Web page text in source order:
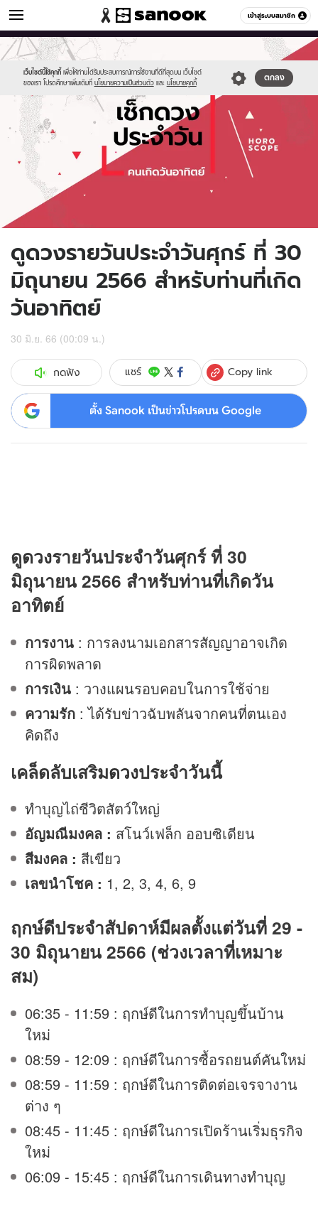
เข้าสู่ระบบสมาชิก
ดูดวง หมวดอื่นๆ
เว็บไซต์นี้ใช้คุกกี้ เพื่อให้ท่านได้รับประสบการณ์การใช้งานที่ดีที่สุดบน เว็บไซต์
ของเรา โปรดศึกษาเพิ่มเติมที่ นโยบายความเป็นส่วนตัว และ นโยบายคุกกี้
ตกลง
Sanook
//s.isanook.com/sr/0/images/logo-
new-
sanook.png
600
60
//s.isanook.com/ho/0/ud/fxd/day/daily-
horoscope-
sunday.jpg
ดูดวงรายวันประจำวันศุกร์ ที่ 30
มิถุนายน 2566 สำหรับท่านที่เกิด
วันอาทิตย์
30 มิ.ย. 66 (00:09 น.)
กดฟัง แชร์ Copy link
ตั้ง Sanook เป็นข่าวโปรดบน Google
ดูดวงรายวันประจำวันศุกร์ ที่ 30
มิถุนายน 2566 สำหรับท่านที่เกิดวัน
อาทิตย์
การงาน : การลงนามเอกสารสัญญาอาจเกิด
การผิดพลาด
การเงิน : วางแผนรอบคอบในการใช้จ่าย
ความรัก : ได้รับข่าวฉับพลันจากคนที่ตนเอง
คิดถึง
เคล็ดลับเสริมดวงประจำวันนี้
ทำบุญไถ่ชีวิตสัตว์ใหญ่
อัญมณีมงคล : สโนว์เฟล็ก ออบซิเดียน
สีมงคล : สีเขียว
เลขนำโชค : 1, 2, 3, 4, 6, 9
ฤกษ์ดีประจำสัปดาห์มีผลตั้งแต่วันที่ 29 -
30 มิถุนายน 2566 (ช่วงเวลาที่เหมาะ
สม)
06:35 - 11:59 : ฤกษ์ดีในการทำบุญขึ้นบ้าน
ใหม่
08:59 - 12:09 : ฤกษ์ดีในการซื้อรถยนต์คันใหม่
08:59 - 11:59 : ฤกษ์ดีในการติดต่อเจรจางาน
ต่าง ๆ
08:45 - 11:45 : ฤกษ์ดีในการเปิดร้านเริ่มธุรกิจ
ใหม่
06:09 - 15:45 : ฤกษ์ดีในการเดินทางทำบุญ